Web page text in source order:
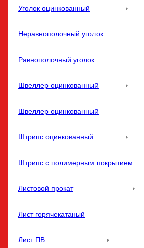
Уголок оцинкованный
Неравнополочный уголок
Равнополочный уголок
Швеллер оцинкованный
Швеллер оцинкованный
Штрипс оцинкованный
Штрипс с полимерным покрытием
Листовой прокат
Лист горячекатаный
Лист ПВ